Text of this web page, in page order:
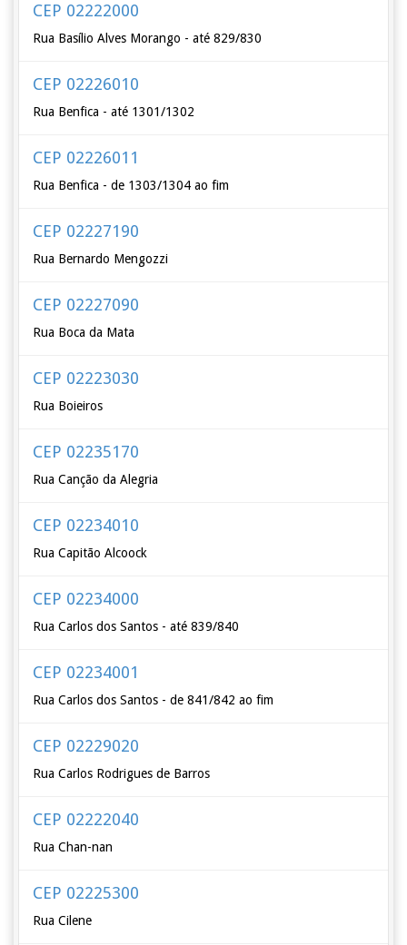
CEP 02222000
Rua Basílio Alves Morango - até 829/830
CEP 02226010
Rua Benfica - até 1301/1302
CEP 02226011
Rua Benfica - de 1303/1304 ao fim
CEP 02227190
Rua Bernardo Mengozzi
CEP 02227090
Rua Boca da Mata
CEP 02223030
Rua Boieiros
CEP 02235170
Rua Canção da Alegria
CEP 02234010
Rua Capitão Alcoock
CEP 02234000
Rua Carlos dos Santos - até 839/840
CEP 02234001
Rua Carlos dos Santos - de 841/842 ao fim
CEP 02229020
Rua Carlos Rodrigues de Barros
CEP 02222040
Rua Chan-nan
CEP 02225300
Rua Cilene